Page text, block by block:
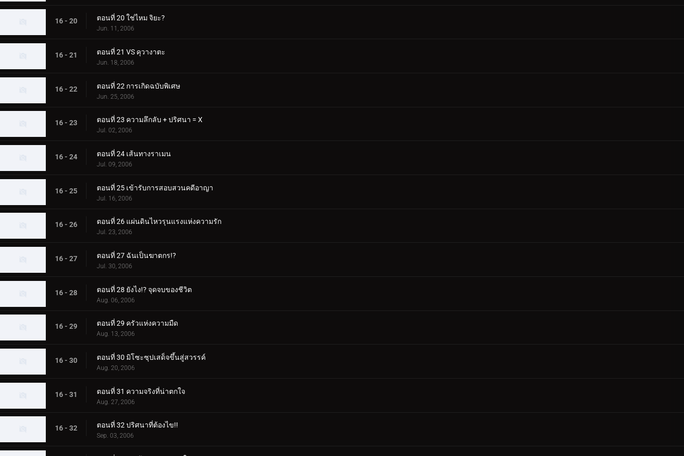
16 - 20 ตอนที่ 20 ใช่ไหม จิยะ?
Jun. 11, 2006
16 - 21 ตอนที่ 21 VS คุวางาตะ
Jun. 18, 2006
16 - 22 ตอนที่ 22 การเกิดฉบับพิเศษ
Jun. 25, 2006
16 - 23 ตอนที่ 23 ความลึกลับ + ปริศนา = X
Jul. 02, 2006
16 - 24 ตอนที่ 24 เส้นทางราเมน
Jul. 09, 2006
16 - 25 ตอนที่ 25 เข้ารับการสอบสวนคดีอาญา
Jul. 16, 2006
16 - 26 ตอนที่ 26 แผ่นดินไหวรุนแรงแห่งความรัก
Jul. 23, 2006
16 - 27 ตอนที่ 27 ฉันเป็นฆาตกร!?
Jul. 30, 2006
16 - 28 ตอนที่ 28 ยังไง!? จุดจบของชีวิต
Aug. 06, 2006
16 - 29 ตอนที่ 29 ครัวแห่งความมืด
Aug. 13, 2006
16 - 30 ตอนที่ 30 มิโซะซุปเสด็จขึ้นสู่สวรรค์
Aug. 20, 2006
16 - 31 ตอนที่ 31 ความจริงที่น่าตกใจ
Aug. 27, 2006
16 - 32 ตอนที่ 32 ปริศนาที่ต้องไข!!
Sep. 03, 2006